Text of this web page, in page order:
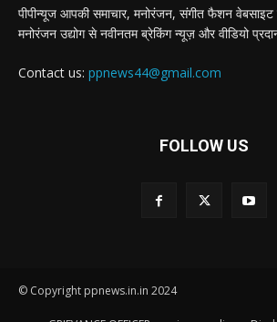
पीपीन्यूज आपकी समाचार, मनोरंजन, संगीत फैशन
मनोरंजन उद्योग से नवीनतम ब्रेकिंग न्यूज़ और वीडियो
Contact us: ppnews44@gmail.com
FOLLOW US
© Copyright ppnews.in.in 2024